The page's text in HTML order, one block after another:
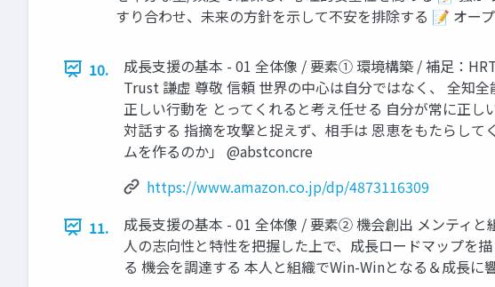
すり合わせ、未来の⽅針を⽰して不安を排除する 📝 オー
10.
成⻑⽀援の基本 - 01 全体像 / 要素① 環境構築 / 補⾜：
Trust 謙虚 尊敬 信頼 世界の中⼼は⾃分ではなく、 全知
正しい⾏動を とってくれると考え任せる ⾃分が常に正
対話する 指摘を攻撃と捉えず、相⼿は 恩恵をもたらし
ムを作るのか」 @abstconcre
https://www.amazon.co.jp/dp/4873116309
11.
成⻑⽀援の基本 - 01 全体像 / 要素② 機会創出 メンティ
⼈の志向性と特性を把握した上で、成⻑ロードマップ
る 機会を調達する 本人と組織でWin-Winとなる＆成⻑